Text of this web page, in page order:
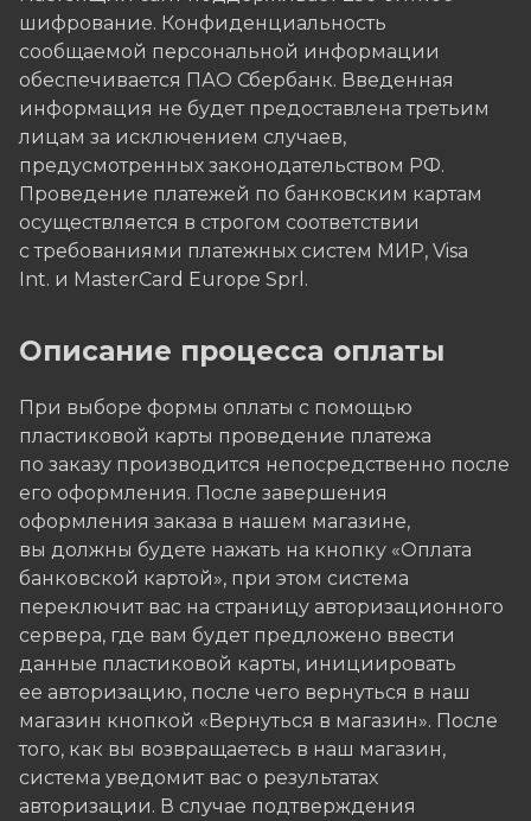
шифрование. Конфиденциальность
сообщаемой персональной информации
обеспечивается ПАО Сбербанк. Введенная
информация не будет предоставлена третьим
лицам за исключением случаев,
предусмотренных законодательством РФ.
Проведение платежей по банковским картам
осуществляется в строгом соответствии
с требованиями платежных систем МИР, Visa
Int. и MasterCard Europe Sprl.
Описание процессa оплаты
При выборе формы оплаты с помощью
пластиковой карты проведение платежа
по заказу производится непосредственно после
его оформления. После завершения
оформления заказа в нашем магазине,
вы должны будете нажать на кнопку «Оплата
банковской картой», при этом система
переключит вас на страницу авторизационного
сервера, где вам будет предложено ввести
данные пластиковой карты, инициировать
ее авторизацию, после чего вернуться в наш
магазин кнопкой «Вернуться в магазин». После
того, как вы возвращаетесь в наш магазин,
система уведомит вас о результатах
авторизации. В случае подтверждения